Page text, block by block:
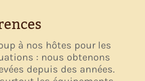
à nos hôtes pour les
: nous obtenons
depuis des années.